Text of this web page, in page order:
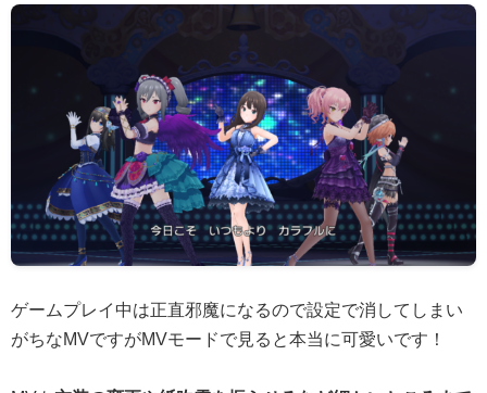
ゲームプレイ中は正直邪魔になるので設定で消してしまい
がちなMVですがMVモードで見ると本当に可愛いです！